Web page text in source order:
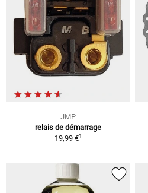
JMP
relais de démarrage
19,99 €1